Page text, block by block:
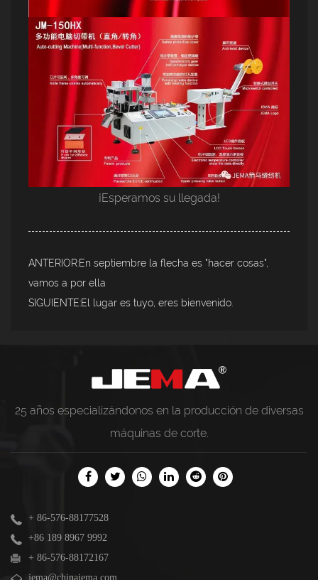
¡Esperamos su llegada!
ANTERIOR:En septiembre la flecha es "hacer cosas",
vamos a por ella
SIGUIENTE:El lugar es tuyo, eres bienvenido.
25 años especializándonos en la producción de diversas
máquinas de corte.
+ 86-576-88177528
+86 189 8967 9992
+ 86-576-88172167
jema@chinajema.com